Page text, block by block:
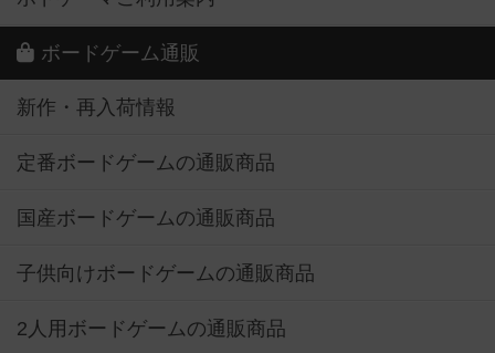
ボードゲーム通販
新作・再入荷情報
定番ボードゲームの通販商品
国産ボードゲームの通販商品
子供向けボードゲームの通販商品
2人用ボードゲームの通販商品